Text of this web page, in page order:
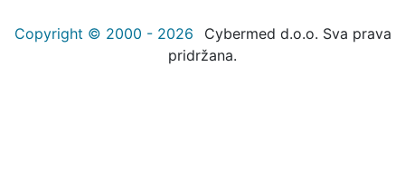
Copyright © 2000 - 2026
Cybermed d.o.o. Sva prava
pridržana.